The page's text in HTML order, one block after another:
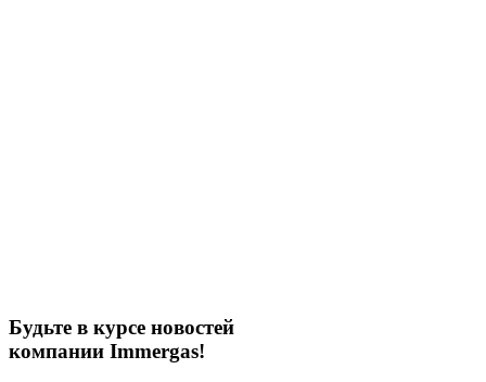
Будьте в курсе новостей
компании Immergas!